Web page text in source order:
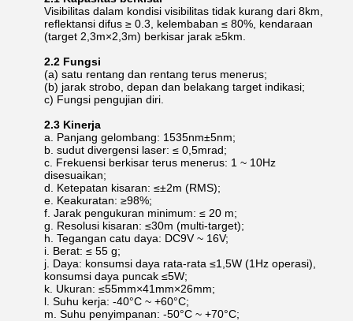
Visibilitas dalam kondisi visibilitas tidak kurang dari 8km,
reflektansi difus ≥ 0.3, kelembaban ≤ 80%, kendaraan
(target 2,3m×2,3m) berkisar jarak ≥5km.
2.2 Fungsi
(a) satu rentang dan rentang terus menerus;
(b) jarak strobo, depan dan belakang target indikasi;
c) Fungsi pengujian diri.
2.3 Kinerja
a. Panjang gelombang: 1535nm±5nm;
b. sudut divergensi laser: ≤ 0,5mrad;
c. Frekuensi berkisar terus menerus: 1 ~ 10Hz
disesuaikan;
d. Ketepatan kisaran: ≤±2m (RMS);
e. Keakuratan: ≥98%;
f. Jarak pengukuran minimum: ≤ 20 m;
g. Resolusi kisaran: ≤30m (multi-target);
h. Tegangan catu daya: DC9V ~ 16V;
i. Berat: ≤ 55 g;
j. Daya: konsumsi daya rata-rata ≤1,5W (1Hz operasi),
konsumsi daya puncak ≤5W;
k. Ukuran: ≤55mm×41mm×26mm;
l. Suhu kerja: -40°C ~ +60°C;
m. Suhu penyimpanan: -50°C ~ +70°C;